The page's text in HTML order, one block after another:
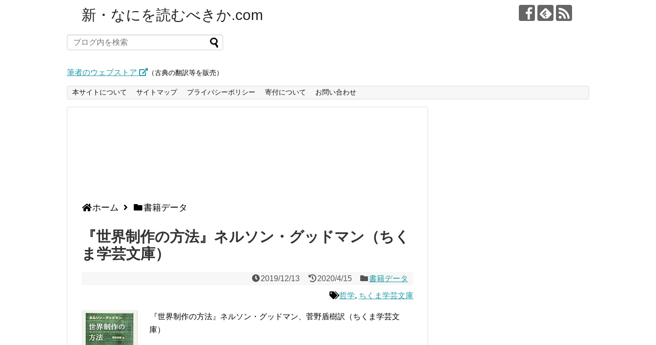
新・なにを読むべきか.com
筆者のウェブストア （古典の翻訳等を販売）
本サイトについて サイトマップ プライバシーポリシー 寄付について お問い合わせ
ホーム 書籍データ
『世界制作の方法』ネルソン・グッドマン（ちく
ま学芸文庫）
2019/12/13 2020/4/15 書籍データ
哲学, ちくま学芸文庫
『世界制作の方法』ネルソン・グッドマン、菅野盾樹訳（ちくま学芸文
庫）